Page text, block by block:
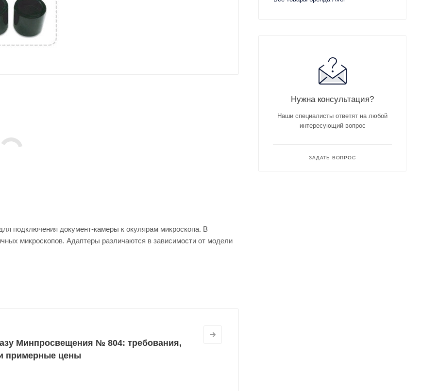
подключения документ-камеры к окулярам микроскопа. В
микроскопов. Адаптеры различаются в зависимости от модели
Минпросвещения № 804: требования,
примерные цены
Нужна консультация?
Наши специалисты ответят на любой
интересующий вопрос
ЗАДАТЬ ВОПРОС